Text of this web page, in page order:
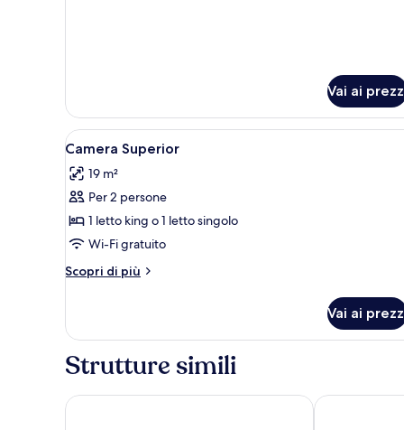
Vai ai
Apri
tutte
le
foto
per
Camera
Superior
Camera d'albergo con un
5
Camera Superior
19 m²
Per 2 persone
1 letto king o 1 letto singolo
Wi-Fi gratuito
Scopri di più
Altri
Superior
Vai ai
Strutture simili
Quentin Design Hotel Berlin Hotel Riu